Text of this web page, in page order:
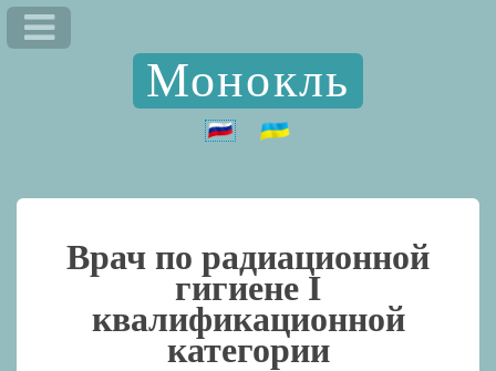
Монокль
Врач по радиационной
гигиене I
квалификационной
категории